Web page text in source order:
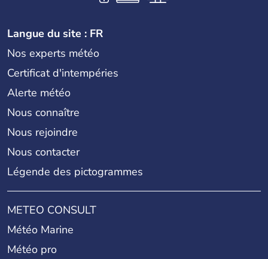
Langue du site : FR
Nos experts météo
Certificat d'intempéries
Alerte météo
Nous connaître
Nous rejoindre
Nous contacter
Légende des pictogrammes
METEO CONSULT
Météo Marine
Météo pro